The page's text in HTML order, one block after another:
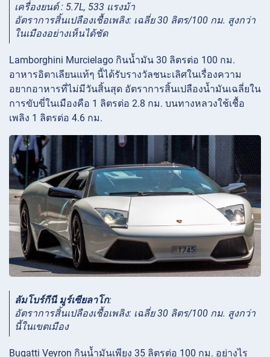
เครื่องยนต์ : 5.7L, 533 แรงม้า
อัตราการสิ้นเปลืองเชื้อเพลิง: เฉลี่ย 30 ลิตร/100 กม. สูงกว่า
ในเมืองอย่างเห็นได้ชัด
Lamborghini Murcielago กินน้ำมัน 30 ลิตรต่อ 100 กม.
อาหารอิตาเลียนแท้ๆ นี้ได้รับรางวัลชนะเลิศในเรื่องความ
อยากอาหารที่ไม่มีวันสิ้นสุด อัตราการสิ้นเปลืองน้ำมันเฉลี่ยใน
การขับขี่ในเมืองคือ 1 ลิตรต่อ 2.8 กม. บนทางหลวงใช้เชื้อ
เพลิง 1 ลิตรต่อ 4.6 กม.
ลัมโบร์กีนี มูร์เซียลาโก:
อัตราการสิ้นเปลืองเชื้อเพลิง: เฉลี่ย 30 ลิตร/100 กม. สูงกว่า
นี้ในเขตเมือง
Bugatti Veyron กินน้ำมันเพียง 35 ลิตรต่อ 100 กม. อย่างไร